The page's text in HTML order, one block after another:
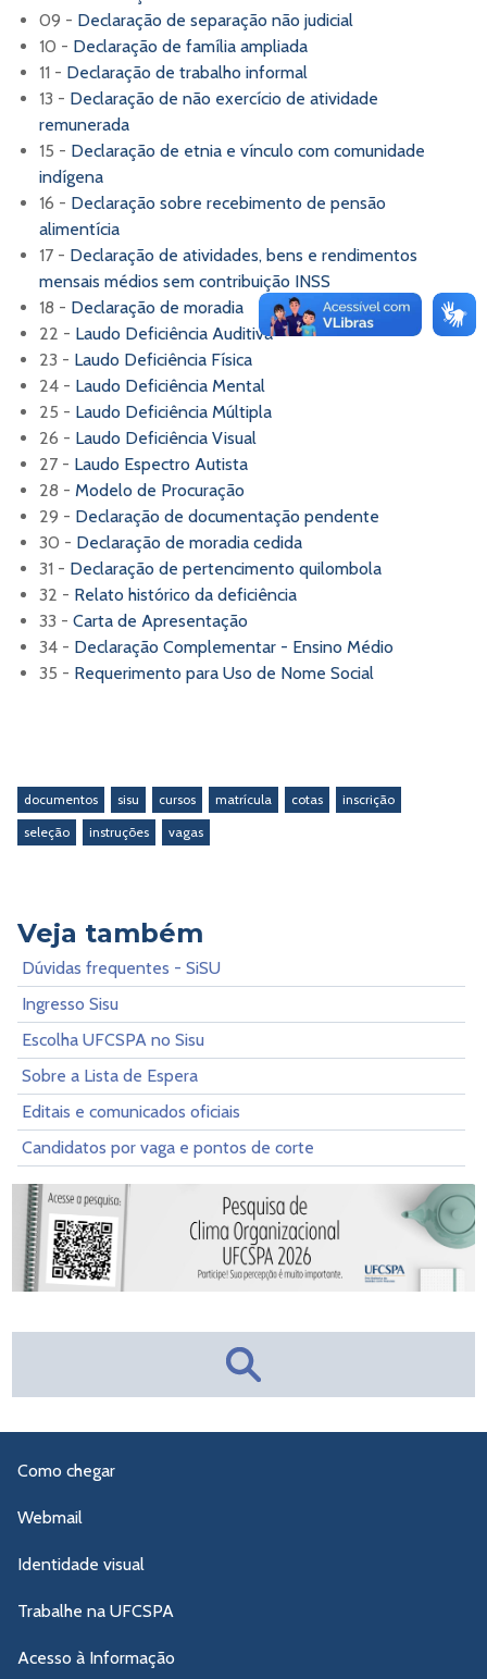
09 - Declaração de separação não judicial
10 - Declaração de família ampliada
11 - Declaração de trabalho informal
13 - Declaração de não exercício de atividade
remunerada
15 - Declaração de etnia e vínculo com comunidade
indígena
16 - Declaração sobre recebimento de pensão
alimentícia
17 - Declaração de atividades, bens e rendimentos
mensais médios sem contribuição INSS
18 - Declaração de moradia
22 - Laudo Deficiência Auditiva
23 - Laudo Deficiência Física
24 - Laudo Deficiência Mental
25 - Laudo Deficiência Múltipla
26 - Laudo Deficiência Visual
27 - Laudo Espectro Autista
28 - Modelo de Procuração
29 - Declaração de documentação pendente
30 - Declaração de moradia cedida
31 - Declaração de pertencimento quilombola
32 - Relato histórico da deficiência
33 - Carta de Apresentação
34 - Declaração Complementar - Ensino Médio
35 - Requerimento para Uso de Nome Social
documentos sisu cursos matrícula cotas
inscrição
seleção
instruções vagas
Veja também
Dúvidas frequentes - SiSU
Ingresso Sisu
Escolha UFCSPA no Sisu
Sobre a Lista de Espera
Editais e comunicados oficiais
Candidatos por vaga e pontos de corte
Como chegar
Webmail
Identidade visual
Trabalhe na UFCSPA
Acesso à Informação